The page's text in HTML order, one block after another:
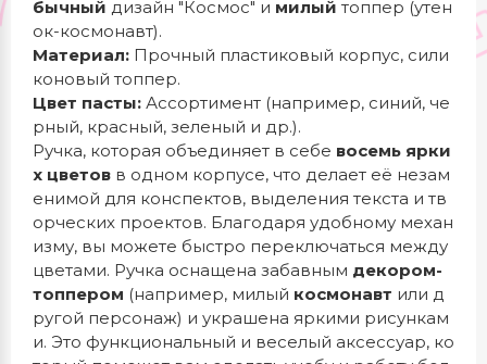
бычный дизайн "Космос" и милый топпер (утен
ок-космонавт).
Материал: Прочный пластиковый корпус, сили
коновый топпер.
Цвет пасты: Ассортимент (например, синий, че
рный, красный, зеленый и др.).
Ручка, которая объединяет в себе восемь ярки
х цветов в одном корпусе, что делает её незам
енимой для конспектов, выделения текста и тв
орческих проектов. Благодаря удобному механ
изму, вы можете быстро переключаться между
цветами. Ручка оснащена забавным декором-
топпером (например, милый космонавт или д
ругой персонаж) и украшена яркими рисункам
и. Это функциональный и веселый аксессуар, ко